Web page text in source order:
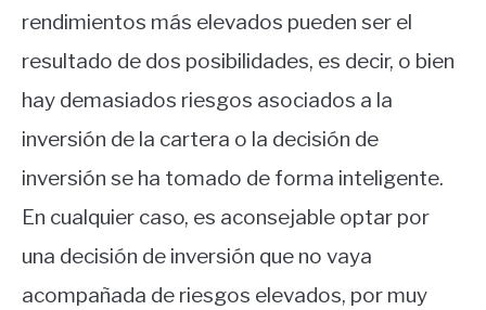
rendimientos más elevados pueden ser el
resultado de dos posibilidades, es decir, o bien
hay demasiados riesgos asociados a la
inversión de la cartera o la decisión de
inversión se ha tomado de forma inteligente.
En cualquier caso, es aconsejable optar por
una decisión de inversión que no vaya
acompañada de riesgos elevados, por muy